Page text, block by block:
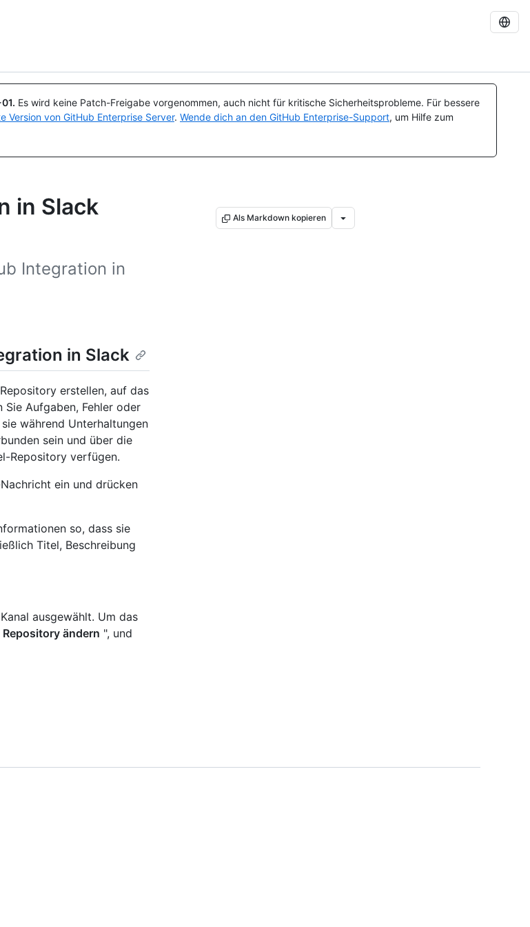
. Es wird keine Patch-Freigabe vorgenommen, auch nicht für kritische Sicherheitsprobleme. Für bessere
Version von GitHub Enterprise Server. Wende dich an den GitHub Enterprise-Support, um Hilfe zum
in Slack
Integration in
Als Markdown kopieren
in Slack
erstellen, auf das
Aufgaben, Fehler oder
während Unterhaltungen
sein und über die
Repository verfügen.
ein und drücken
so, dass sie
Titel, Beschreibung
ausgewählt. Um das
Repository ändern ", und